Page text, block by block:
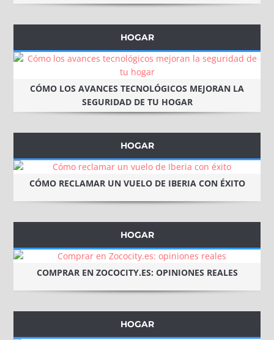
HOGAR
CÓMO LOS AVANCES TECNOLÓGICOS MEJORAN LA
SEGURIDAD DE TU HOGAR
HOGAR
CÓMO RECLAMAR UN VUELO DE IBERIA CON ÉXITO
HOGAR
COMPRAR EN ZOCOCITY.ES: OPINIONES REALES
HOGAR